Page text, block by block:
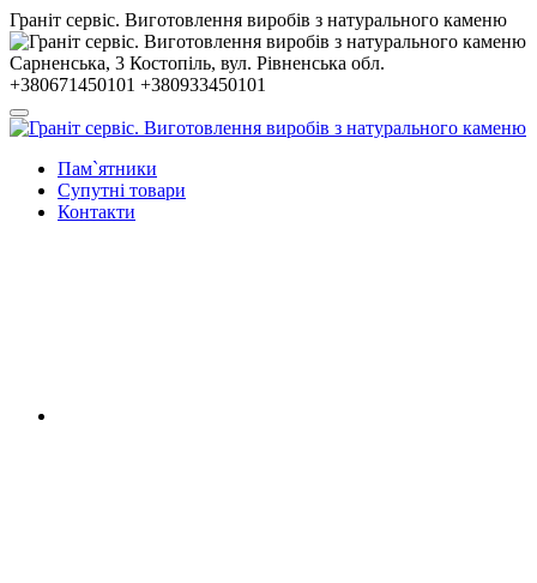
Гранiт сервiс. Виготовлення виробів з натурального каменю
Сарненська, 3 Костопiль, вул. Рiвненська обл.
+380671450101 +380933450101
Пам`ятники
Супутні товари
Контакти